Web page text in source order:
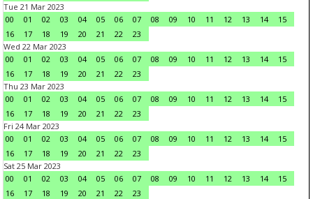
Tue 21 Mar 2023
00
01 02 03 04 05 06 07 08 09 10 11 12 13 14
15
16
17 18 19 20 21 22
23
Wed 22 Mar 2023
00
01 02 03 04 05 06 07 08 09 10 11 12 13 14
15
16
17 18 19 20 21 22
23
Thu 23 Mar 2023
00
01 02 03 04 05 06 07 08 09 10 11 12 13 14
15
16
17 18 19 20 21 22
23
Fri 24 Mar 2023
00
01 02 03 04 05 06 07 08 09 10 11 12 13 14
15
16
17 18 19 20 21 22
23
Sat 25 Mar 2023
00
01 02 03 04 05 06 07 08 09 10 11 12 13 14
15
16
17 18 19 20 21 22
23